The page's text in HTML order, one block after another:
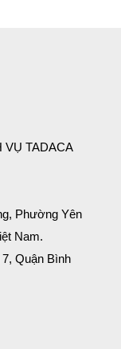
VỤ TADACA
Phường Yên
Nam.
Quận Bình